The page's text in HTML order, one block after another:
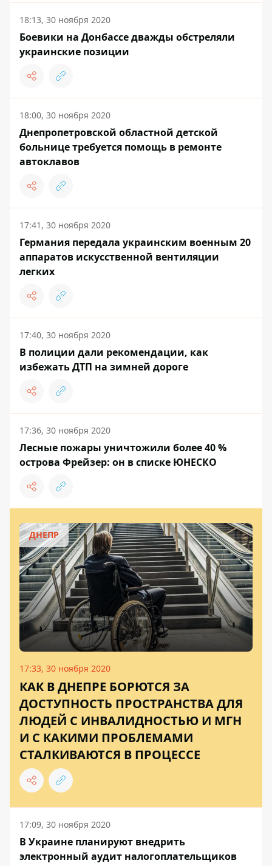
18:13, 30 ноября 2020
Боевики на Донбассе дважды обстреляли
украинские позиции
18:00, 30 ноября 2020
Днепропетровской областной детской
больнице требуется помощь в ремонте
автоклавов
17:41, 30 ноября 2020
Германия передала украинским военным 20
аппаратов искусственной вентиляции
легких
17:40, 30 ноября 2020
В полиции дали рекомендации, как
избежать ДТП на зимней дороге
17:36, 30 ноября 2020
Лесные пожары уничтожили более 40 %
острова Фрейзер: он в списке ЮНЕСКО
ДНЕПР
17:33, 30 ноября 2020
КАК В ДНЕПРЕ БОРЮТСЯ ЗА
ДОСТУПНОСТЬ ПРОСТРАНСТВА ДЛЯ
ЛЮДЕЙ С ИНВАЛИДНОСТЬЮ И МГН
И С КАКИМИ ПРОБЛЕМАМИ
СТАЛКИВАЮТСЯ В ПРОЦЕССЕ
17:09, 30 ноября 2020
В Украине планируют внедрить
электронный аудит налогоплательщиков